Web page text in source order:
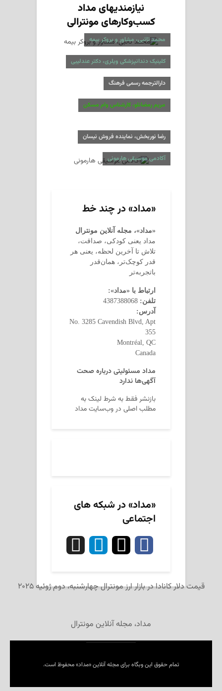
نیازمندیهای مداد
کسب‌وکارهای مونترالی
محمد تائبی، مشاور و بروکر بیمه
کلینیک دندانپزشکی ویلری، دکتر عندلیبی
دارالترجمه رسمی فرهنگ
مریم رمضانلو، کارشناس وام مسکن
رضا نوربخش، نماینده فروش نیسان
آکادمی موسیقی هارمونی
«مداد» در چند خط
«مداد»، مجله آنلاین مونترال
مداد یعنی کودکی، صداقت،
تلاش تا آخرین لحظه، یعنی هر
قدر کوچک‌تر، همان‌قدر
باتجربه‌تر
ارتباط با «مداد»:
تلفن:
آدرس:
No. 3285 Cavendish Blvd, Apt
355
Montréal, QC
Canada
مداد مسئولیتی درباره صحت
آگهی‌ها ندارد
بازنشر فقط به شرط لینک به
مطلب اصلی در وب‌سایت مداد
«مداد» در شبکه های
اجتماعی
قیمت دلار کانادا در بازار ارز مونترال چهارشنبه، دوم ژوئیه ۲۰۲۵
مداد، مجله آنلاین مونترال
تمام حقوق این وبگاه برای مجله آنلاین «مداد» محفوظ است.